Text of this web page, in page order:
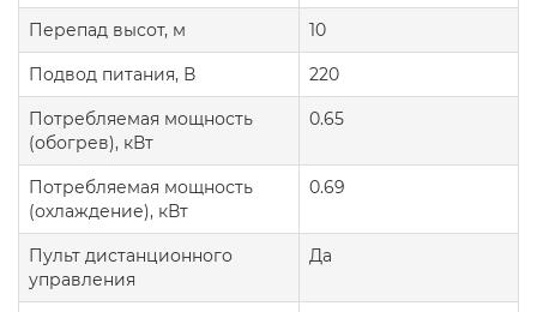
Перепад высот, м 10
Подвод питания, В 220
Потребляемая мощность
(обогрев), кВт
0.65
Потребляемая мощность
(охлаждение), кВт
0.69
Пульт дистанционного
управления
Да